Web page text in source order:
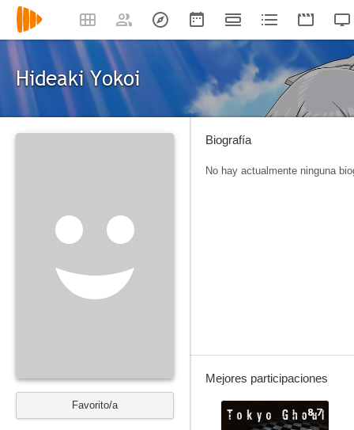
Hideaki Yokoi
Favorito/a
Biografía
No hay actualmente ninguna
Mejores participaciones
8.7